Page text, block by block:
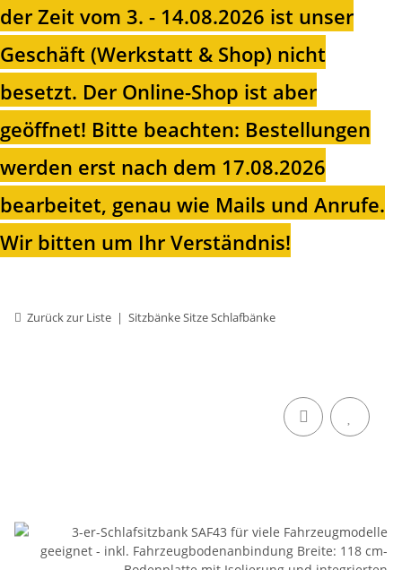
der Zeit vom 3. - 14.08.2026 ist unser
Geschäft (Werkstatt & Shop) nicht
besetzt. Der Online-Shop ist aber
geöffnet! Bitte beachten: Bestellungen
werden erst nach dem 17.08.2026
bearbeitet, genau wie Mails und Anrufe.
Wir bitten um Ihr Verständnis!
Zurück zur Liste Sitzbänke Sitze Schlafbänke